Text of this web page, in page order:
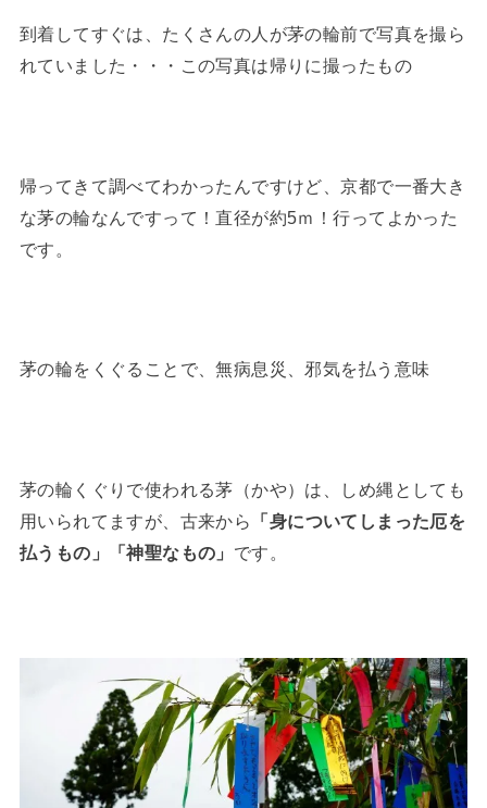
到着してすぐは、たくさんの人が茅の輪前で写真を撮ら
れていました・・・この写真は帰りに撮ったもの
帰ってきて調べてわかったんですけど、京都で一番大き
な茅の輪なんですって！直径が約5ｍ！行ってよかった
です。
茅の輪をくぐることで、無病息災、邪気を払う意味
茅の輪くぐりで使われる茅（かや）は、しめ縄としても
用いられてますが、古来から
「身についてしまった厄を
払うもの」「神聖なもの」 です。